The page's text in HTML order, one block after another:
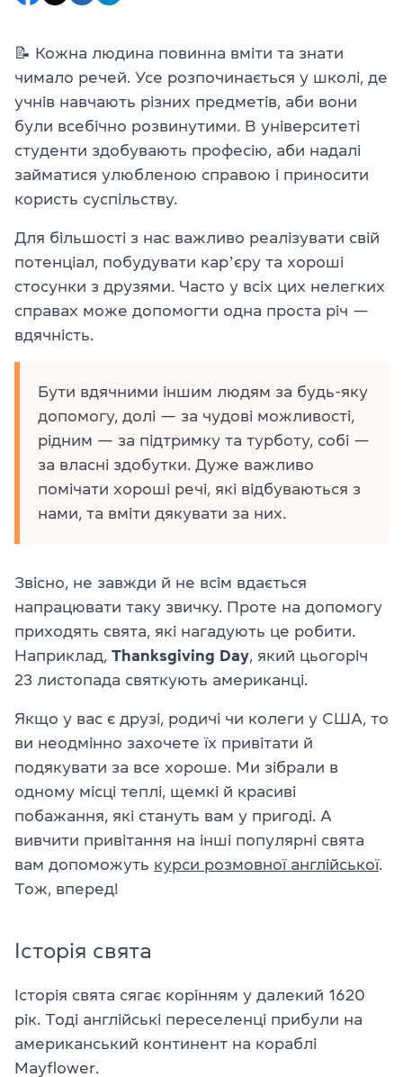
📝 Кожна людина повинна вміти та знати
чимало речей. Усе розпочинається у школі, де
учнів навчають різних предметів, аби вони
були всебічно розвинутими. В університеті
студенти здобувають професію, аби надалі
займатися улюбленою справою і приносити
користь суспільству.
Для більшості з нас важливо реалізувати свій
потенціал, побудувати карʼєру та хороші
стосунки з друзями. Часто у всіх цих нелегких
справах може допомогти одна проста річ —
вдячність.
Бути вдячними іншим людям за будь-яку
допомогу, долі — за чудові можливості,
рідним — за підтримку та турботу, собі —
за власні здобутки. Дуже важливо
помічати хороші речі, які відбуваються з
нами, та вміти дякувати за них.
Звісно, не завжди й не всім вдається
напрацювати таку звичку. Проте на допомогу
приходять свята, які нагадують це робити.
Наприклад, Thanksgiving Day , який цьогоріч
23 листопада святкують американці.
Якщо у вас є друзі, родичі чи колеги у США, то
ви неодмінно захочете їх привітати й
подякувати за все хороше. Ми зібрали в
одному місці теплі, щемкі й красиві
побажання, які стануть вам у пригоді. А
вивчити привітання на інші популярні свята
вам допоможуть курси розмовної англійської.
Тож, вперед!
Історія свята
Історія свята сягає корінням у далекий 1620
рік. Тоді англійські переселенці прибули на
американський континент на кораблі
Mayflower.